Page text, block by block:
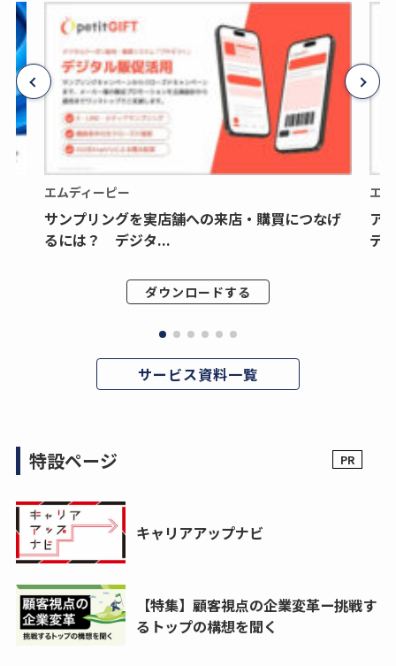
エムディーピー
サンプリングを実店舗への来店・購買につなげ
るには？ デジタ...
ダウンロードする
エ
ア
デ
サービス資料一覧
特設ページ
キャリアアップナビ
【特集】顧客視点の企業変革ー挑戦す
るトップの構想を聞く